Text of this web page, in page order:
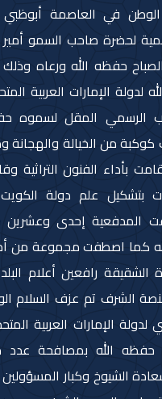
في العاصمة
لحضرة صاحب السمو
الصباح حفظه الله ورعاه
لدولة الإمارات العربية
الرسمي المقل لسموه
من الخيالة
بأداء الفنون التراثية
بتشكيل علم دولة
المدفعية إحدى وعشرين
كما اصطفت مجموعة من
الشقيقة رافعين أعلام
الشرف تم عزف السلام
لدولة الإمارات العربية
الله بمصافحة عدد
الشيوخ وكبار المسؤولين